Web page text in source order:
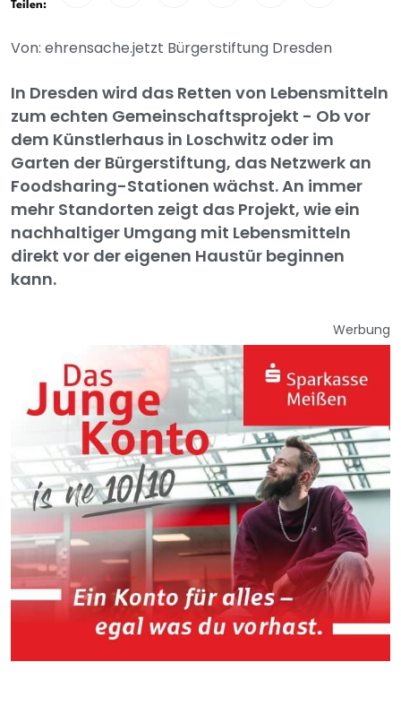
Teilen:
Von: ehrensache.jetzt Bürgerstiftung Dresden
In Dresden wird das Retten von Lebensmitteln
zum echten Gemeinschaftsprojekt - Ob vor
dem Künstlerhaus in Loschwitz oder im
Garten der Bürgerstiftung, das Netzwerk an
Foodsharing-Stationen wächst. An immer
mehr Standorten zeigt das Projekt, wie ein
nachhaltiger Umgang mit Lebensmitteln
direkt vor der eigenen Haustür beginnen
kann.
Werbung